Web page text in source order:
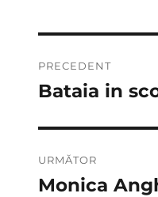
în
PRECEDENT
Articolul
Bataia in
URMĂTOR
Articolul
Monica